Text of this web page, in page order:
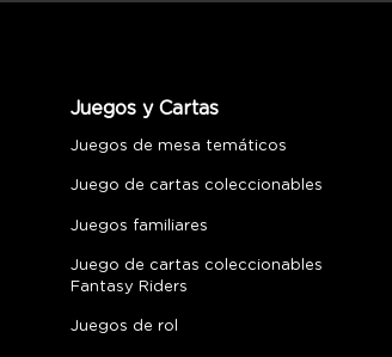
Juegos y Cartas
Juegos de mesa temáticos
Juego de cartas coleccionables
Juegos familiares
Juego de cartas coleccionables
Fantasy Riders
Juegos de rol